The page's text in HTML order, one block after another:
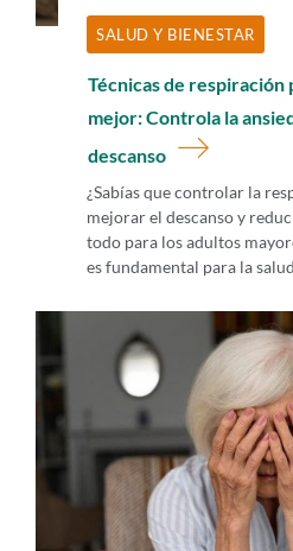
SALUD Y BIENESTAR
Técnicas de respiración
mejor: Controla la
descanso
¿Sabías que controlar la
mejorar el descanso y
todo para los adultos
es fundamental para la